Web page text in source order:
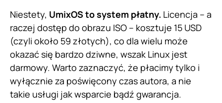
Niestety, UmixOS to system płatny. Licencja – a
raczej dostęp do obrazu ISO – kosztuje 15 USD
(czyli około 59 złotych), co dla wielu może
okazać się bardzo dziwne, wszak Linux jest
darmowy. Warto zaznaczyć, że płacimy tylko i
wyłącznie za poświęcony czas autora, a nie
takie usługi jak wsparcie bądź gwarancja.